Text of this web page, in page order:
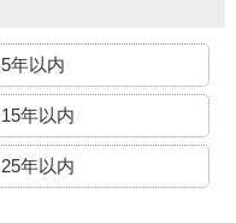
5年以内
15年以内
25年以内